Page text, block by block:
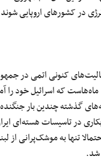
در کشورهای اروپایی
کنونی اتمی در
که اسرائیل خود را
چندین بار
در تاسیسات هسته‌ای
تنها به موشک‌پرانی از
شد.